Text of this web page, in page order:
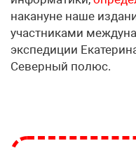
накануне наше
участниками
экспедиции
Северный полюс.